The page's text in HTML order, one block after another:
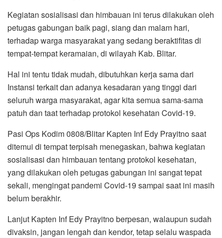
Kegiatan sosialisasi dan himbauan ini terus dilakukan oleh
petugas gabungan baik pagi, siang dan malam hari,
terhadap warga masyarakat yang sedang beraktifitas di
tempat-tempat keramaian, di wilayah Kab. Blitar.
Hal ini tentu tidak mudah, dibutuhkan kerja sama dari
Instansi terkait dan adanya kesadaran yang tinggi dari
seluruh warga masyarakat, agar kita semua sama-sama
patuh dan taat terhadap protokol kesehatan Covid-19.
Pasi Ops Kodim 0808/Blitar Kapten Inf Edy Prayitno saat
ditemui di tempat terpisah menegaskan, bahwa kegiatan
sosialisasi dan himbauan tentang protokol kesehatan,
yang dilakukan oleh petugas gabungan ini sangat tepat
sekali, mengingat pandemi Covid-19 sampai saat ini masih
belum berakhir.
Lanjut Kapten Inf Edy Prayitno berpesan, walaupun sudah
divaksin, jangan lengah dan kendor, tetap selalu waspada